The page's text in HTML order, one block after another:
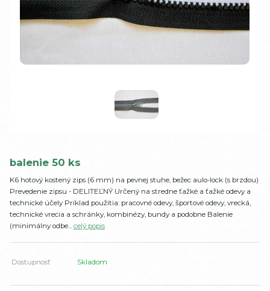
balenie 50 ks
K6 hotový kostený zips (6 mm) na pevnej stuhe, bežec aulo-lock (s brzdou)
Prevedenie zipsu - DELITEĽNÝ Určený na stredne ťažké a ťažké odevy a
technické účely Príklad použitia: pracovné odevy, športové odevy, vrecká,
technické vrecia a schránky, kombinézy, bundy a podobne Balenie
(minimálny odbe... celý popis
Dostupnosť Skladom